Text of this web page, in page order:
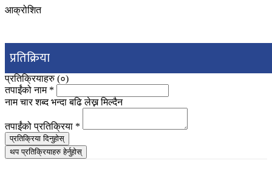
आक्रोशित
प्रतिक्रिया
प्रतिक्रियाहरु (०)
तपाईंको नाम *
नाम चार शब्द भन्दा बढि लेख्न मिल्दैन
तपाईंको प्रतिक्रिया *
प्रतिक्रिया दिनुहोस्
थप प्रतिक्रियाहरु हेर्नुहोस्